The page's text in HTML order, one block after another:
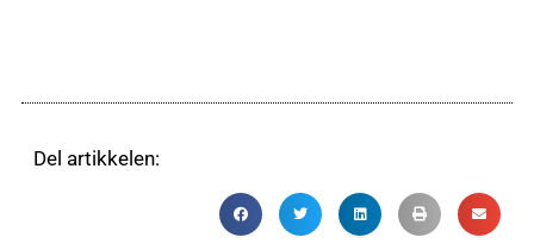
Del artikkelen: